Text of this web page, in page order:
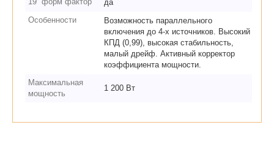
да
Особенности
Возможность параллельного
включения до 4-х источников. Высокий
КПД (0,99), высокая стабильность,
малый дрейф. Активный корректор
коэффициента мощности.
Максимальная
мощность
1 200 Вт